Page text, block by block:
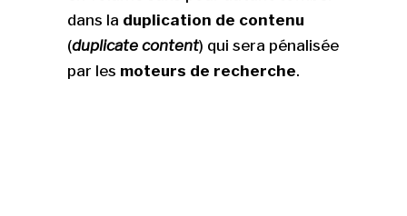
dans la duplication de contenu
(duplicate content) qui sera pénalisée
par les moteurs de recherche.